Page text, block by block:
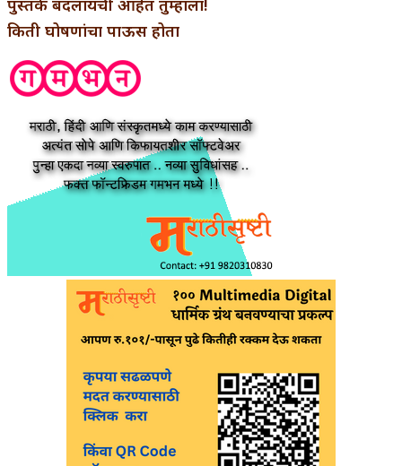
पुस्तके बदलायची आहेत तुम्हाला!
किती घोषणांचा पाऊस होता